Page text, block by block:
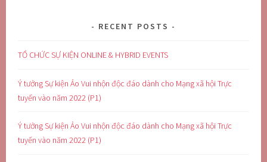
RECENT POSTS
TỔ CHỨC SỰ KIỆN ONLINE & HYBRID EVENTS
Ý tưởng Sự kiện Ảo Vui nhộn độc đáo dành cho Mạng xã hội Trực
tuyến vào năm 2022 (P1)
Ý tưởng Sự kiện Ảo Vui nhộn độc đáo dành cho Mạng xã hội Trực
tuyến vào năm 2022 (P1)